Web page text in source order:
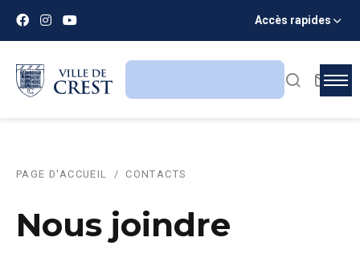
Accès rapides
PAGE D'ACCUEIL CONTACTS
Nous joindre